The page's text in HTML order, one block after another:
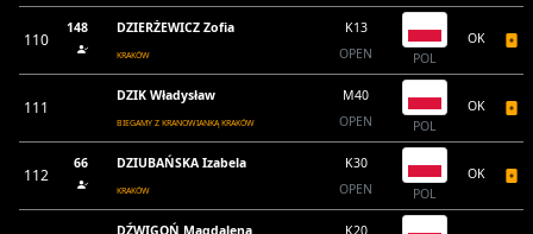
110
148 DZIERŻEWICZ Zofia
KRAKÓW
K13
OPEN
POL
OK
111
DZIK Władysław
BIEGAMY Z KRANOWIANKĄ KRAKÓW
M40
OPEN
POL
OK
112
66 DZIUBAŃSKA Izabela
KRAKÓW
K30
OPEN
POL
OK
DŹWIGOŃ Magdalena
K20